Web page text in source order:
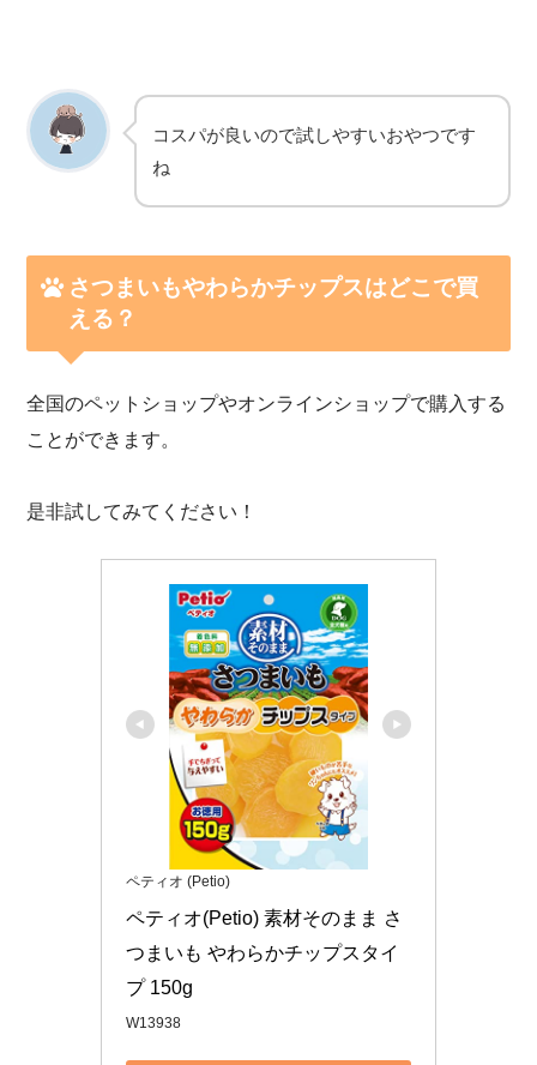
コスパが良いので試しやすいおやつです
ね
さつまいもやわらかチップスはどこで買
える？
全国のペットショップやオンラインショップで購入する
ことができます。
是非試してみてください！
ペティオ (Petio)
ペティオ(Petio) 素材そのまま さ
つまいも やわらかチップスタイ
プ 150g
W13938